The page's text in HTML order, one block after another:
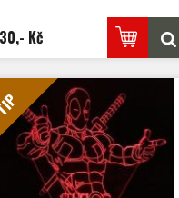
další barva.
3: Automaticky režim změny barvy.
dotykové tlačítko na poslední
S napájecím adaptérem USB jej můžete
připojit k domácí zásuvce nebo k portu
počítače. Možnost vložení baterií.
Úspora energie. Výkon: 0.012kw.h / 24
hodin, Životnost LED: 50000 hodin
lampa může být umístěna v ložnici,
dětském pokoji, obývacím pokoji, baru,
obchodě, kavárně, restauraci atd jako
dekorativní světlo.
Kč